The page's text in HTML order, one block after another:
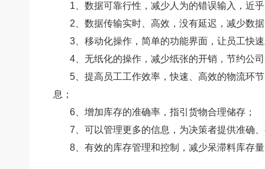
1 、数据可靠行性，减少人为的错误输入，近
2 、数据传输实时、高效，没有延迟，减少数
3 、移动化操作，简单的功能界面，让员工快
4 、无纸化的操作，减少纸张的开销，节约公
5 、提高员工工作效率，快速、高效的物流环
息；
6 、增加库存的准确率，指引货物合理储存；
7 、可以管理更多的信息，为决策者提供准确
8 、有效的库存管理和控制，减少呆滞料库存